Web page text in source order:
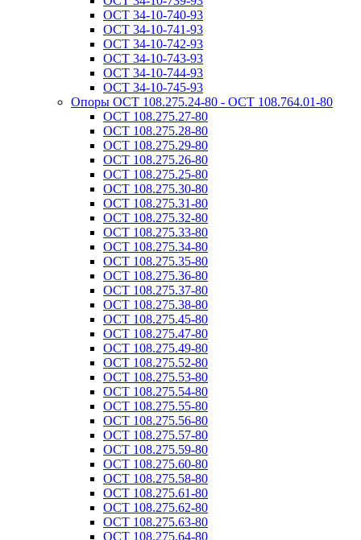
ОСТ 34-10-740-93
ОСТ 34-10-741-93
ОСТ 34-10-742-93
ОСТ 34-10-743-93
ОСТ 34-10-744-93
ОСТ 34-10-745-93
Опоры ОСТ 108.275.24-80 - ОСТ 108.764.01-80
ОСТ 108.275.27-80
ОСТ 108.275.28-80
ОСТ 108.275.29-80
ОСТ 108.275.26-80
ОСТ 108.275.25-80
ОСТ 108.275.30-80
ОСТ 108.275.31-80
ОСТ 108.275.32-80
ОСТ 108.275.33-80
ОСТ 108.275.34-80
ОСТ 108.275.35-80
ОСТ 108.275.36-80
ОСТ 108.275.37-80
ОСТ 108.275.38-80
ОСТ 108.275.45-80
ОСТ 108.275.47-80
ОСТ 108.275.49-80
ОСТ 108.275.52-80
ОСТ 108.275.53-80
ОСТ 108.275.54-80
ОСТ 108.275.55-80
ОСТ 108.275.56-80
ОСТ 108.275.57-80
ОСТ 108.275.59-80
ОСТ 108.275.60-80
ОСТ 108.275.58-80
ОСТ 108.275.61-80
ОСТ 108.275.62-80
ОСТ 108.275.63-80
ОСТ 108.275.64-80